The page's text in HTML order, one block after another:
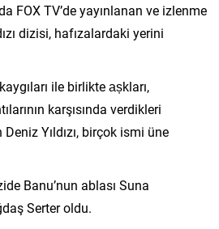
FOX TV’de yayınlanan ve izlenme
dizisi, hafızalardaki yerini
ile birlikte așkları,
karşısında verdikleri
Yıldızı, birçok ismi üne
Banu’nun ablası Suna
Serter oldu.